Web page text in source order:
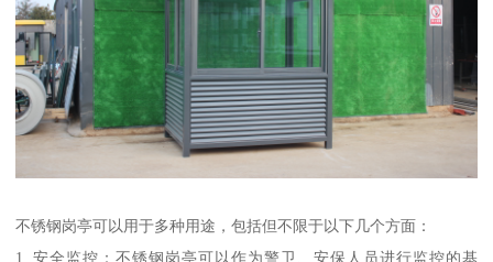
不锈钢岗亭可以用于多种用途，包括但不限于以下几个方面：
1. 安全监控：不锈钢岗亭可以作为警卫、安保人员进行监控的基